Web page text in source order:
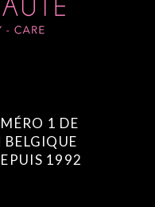
1 DE
BELGIQUE
1992